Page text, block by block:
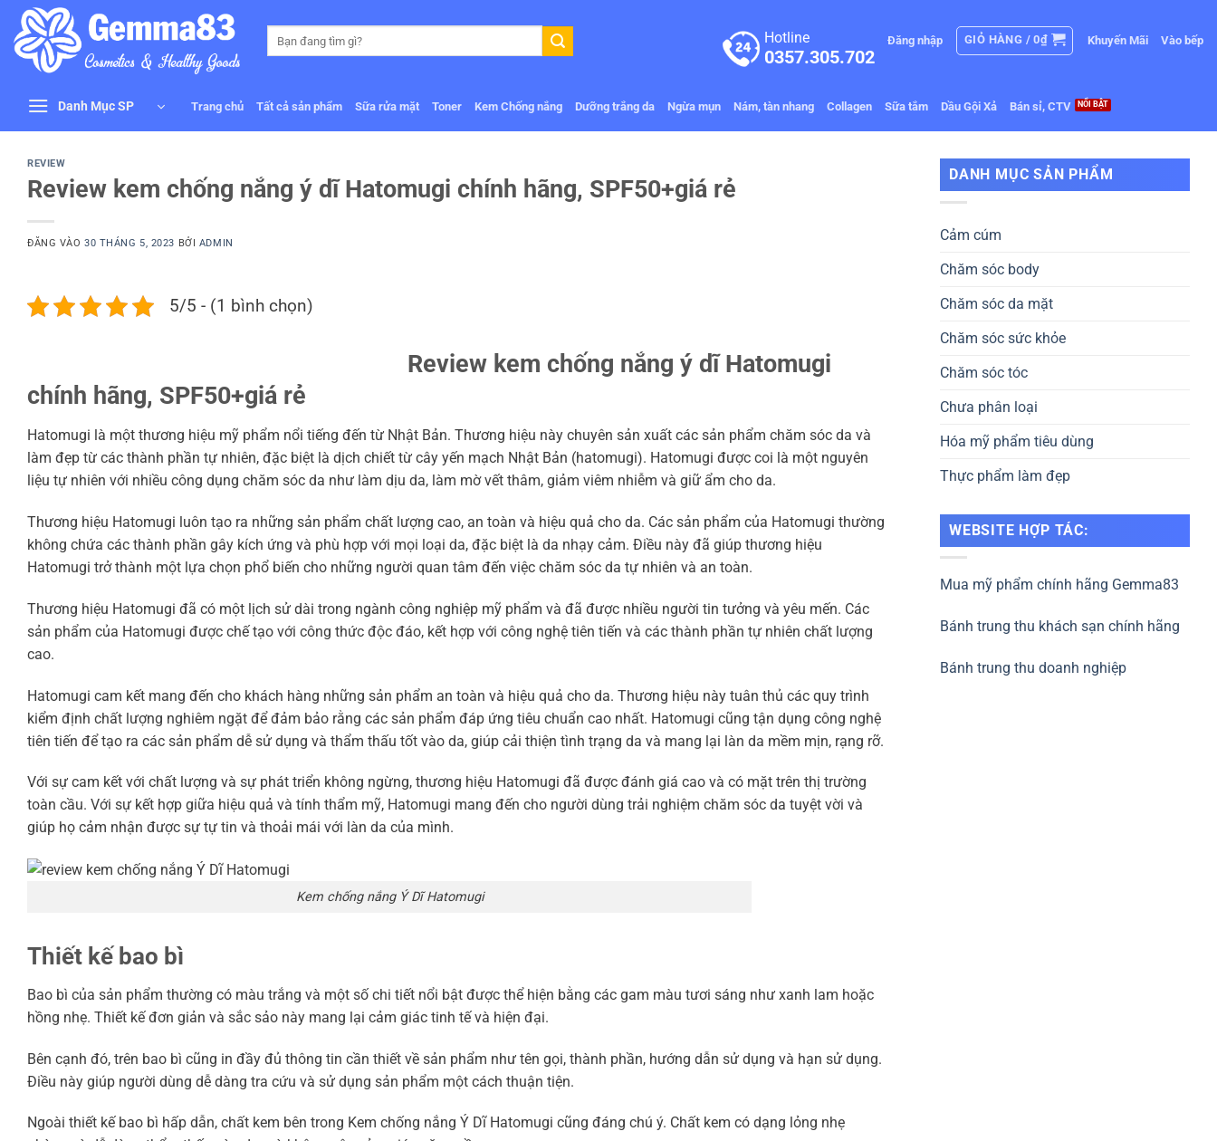
qua
nội
kiếm:
Hotline
0357.305.702
Đăng nhập GIỎ HÀNG /0₫ Khuyến Mãi Vào bếp
Danh Mục SP Trang chủ Tất cả sản phẩm Sữa rửa mặt Toner Kem Chống nắng Dưỡng trắng da Ngừa mụn Nám, tàn nhang Collagen Sữa tắm Dầu Gội Xả Bán sỉ, CTV
REVIEW
Review kem chống nắng ý dĩ Hatomugi chính hãng, SPF50+giá rẻ
ĐĂNG VÀO30 THÁNG 5, 2023 BỞI ADMIN
5/5 - (1 bình chọn)
Review kem chống nắng ý dĩ Hatomugi
chính hãng, SPF50+giá rẻ
Hatomugi là một thương hiệu mỹ phẩm nổi tiếng đến từ Nhật Bản. Thương hiệu này chuyên sản xuất các sản phẩm chăm sóc da và
làm đẹp từ các thành phần tự nhiên, đặc biệt là dịch chiết từ cây yến mạch Nhật Bản (hatomugi). Hatomugi được coi là một nguyên
liệu tự nhiên với nhiều công dụng chăm sóc da như làm dịu da, làm mờ vết thâm, giảm viêm nhiễm và giữ ẩm cho da.
Thương hiệu Hatomugi luôn tạo ra những sản phẩm chất lượng cao, an toàn và hiệu quả cho da. Các sản phẩm của Hatomugi thường
không chứa các thành phần gây kích ứng và phù hợp với mọi loại da, đặc biệt là da nhạy cảm. Điều này đã giúp thương hiệu
Hatomugi trở thành một lựa chọn phổ biến cho những người quan tâm đến việc chăm sóc da tự nhiên và an toàn.
Thương hiệu Hatomugi đã có một lịch sử dài trong ngành công nghiệp mỹ phẩm và đã được nhiều người tin tưởng và yêu mến. Các
sản phẩm của Hatomugi được chế tạo với công thức độc đáo, kết hợp với công nghệ tiên tiến và các thành phần tự nhiên chất lượng
cao.
Hatomugi cam kết mang đến cho khách hàng những sản phẩm an toàn và hiệu quả cho da. Thương hiệu này tuân thủ các quy trình
kiểm định chất lượng nghiêm ngặt để đảm bảo rằng các sản phẩm đáp ứng tiêu chuẩn cao nhất. Hatomugi cũng tận dụng công nghệ
tiên tiến để tạo ra các sản phẩm dễ sử dụng và thẩm thấu tốt vào da, giúp cải thiện tình trạng da và mang lại làn da mềm mịn, rạng rỡ.
Với sự cam kết với chất lượng và sự phát triển không ngừng, thương hiệu Hatomugi đã được đánh giá cao và có mặt trên thị trường
toàn cầu. Với sự kết hợp giữa hiệu quả và tính thẩm mỹ, Hatomugi mang đến cho người dùng trải nghiệm chăm sóc da tuyệt vời và
giúp họ cảm nhận được sự tự tin và thoải mái với làn da của mình.
Kem chống nắng Ý Dĩ Hatomugi
Thiết kế bao bì
Bao bì của sản phẩm thường có màu trắng và một số chi tiết nổi bật được thể hiện bằng các gam màu tươi sáng như xanh lam hoặc
hồng nhẹ. Thiết kế đơn giản và sắc sảo này mang lại cảm giác tinh tế và hiện đại.
Bên cạnh đó, trên bao bì cũng in đầy đủ thông tin cần thiết về sản phẩm như tên gọi, thành phần, hướng dẫn sử dụng và hạn sử dụng.
Điều này giúp người dùng dễ dàng tra cứu và sử dụng sản phẩm một cách thuận tiện.
Ngoài thiết kế bao bì hấp dẫn, chất kem bên trong Kem chống nắng Ý Dĩ Hatomugi cũng đáng chú ý. Chất kem có dạng lỏng nhẹ
DANH MỤC SẢN PHẨM
Cảm cúm
Chăm sóc body
Chăm sóc da mặt
Chăm sóc sức khỏe
Chăm sóc tóc
Chưa phân loại
Hóa mỹ phẩm tiêu dùng
Thực phẩm làm đẹp
WEBSITE HỢP TÁC:
Mua mỹ phẩm chính hãng Gemma83
Bánh trung thu khách sạn chính hãng
Bánh trung thu doanh nghiệp